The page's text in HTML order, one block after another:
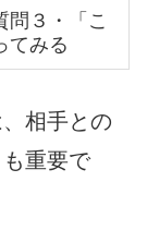
問３・「こ
てみる
相手との
重要で